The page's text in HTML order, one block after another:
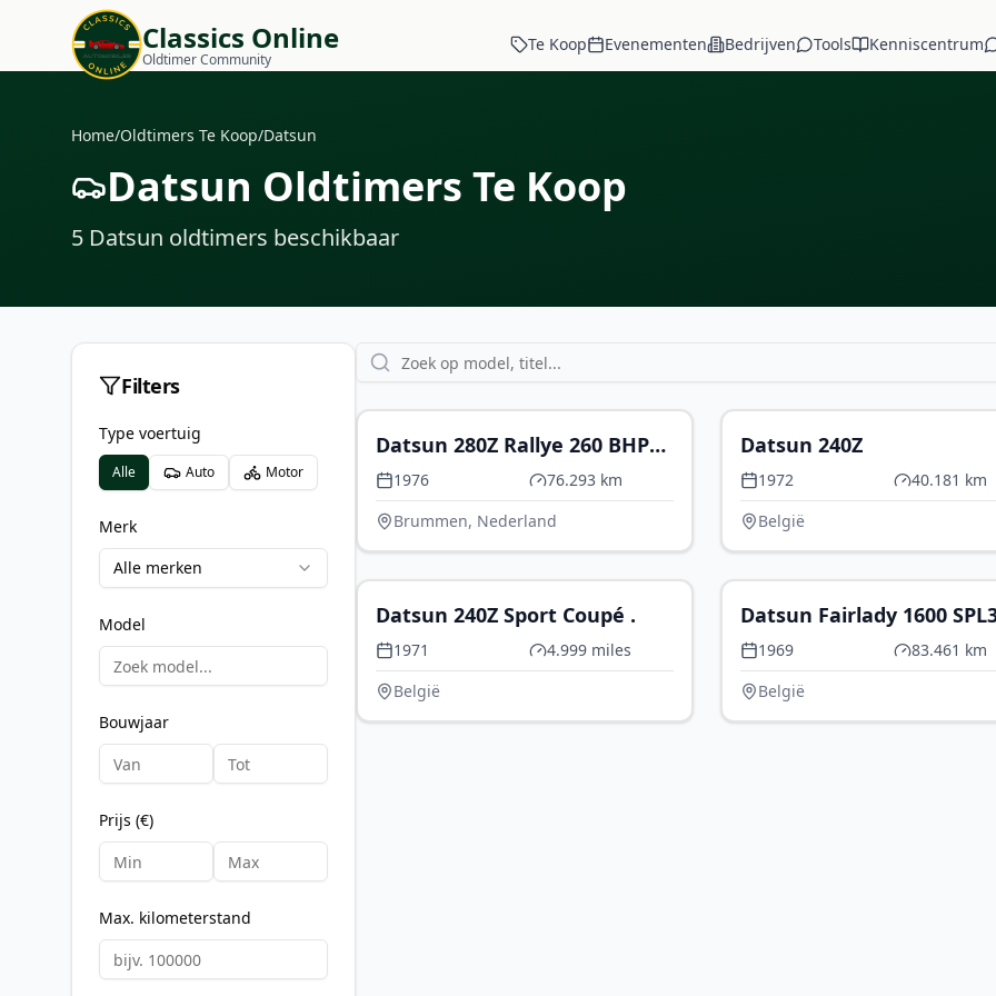
Classics Online
Oldtimer Community
Te Koop Evenementen Bedrijven Tools Kenniscentrum
Home/Oldtimers Te Koop/Datsun
Datsun Oldtimers Te Koop
5 Datsun oldtimers beschikbaar
Filters
Type voertuig
Alle Auto Motor
Merk
Alle merken
Model
Bouwjaar
Prijs (€)
Max. kilometerstand
Datsun 280Z Rallye 260 BHP
“Aaltonen/Jean Todt livery”
1976
76.293 km
Brummen, Nederland
Datsun 240Z
1972
40.181 km
België
Datsun 240Z Sport Coupé .
1971
4.999 miles
België
Datsun Fairlady 1600
1969
83.461 km
België